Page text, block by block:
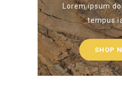
Lorem ipsum
tempus
SHOP